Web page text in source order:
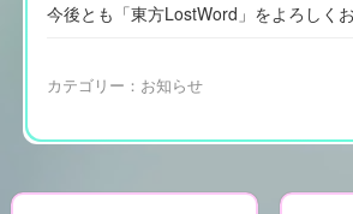
今後とも「東方LostWord」をよろしく
カテゴリー： お知らせ